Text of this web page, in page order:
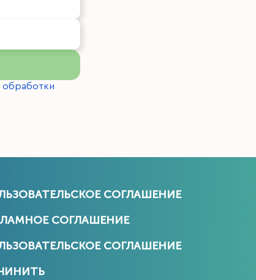
обработки
СОГЛАШЕНИЕ
СОГЛАШЕНИЕ
СОГЛАШЕНИЕ